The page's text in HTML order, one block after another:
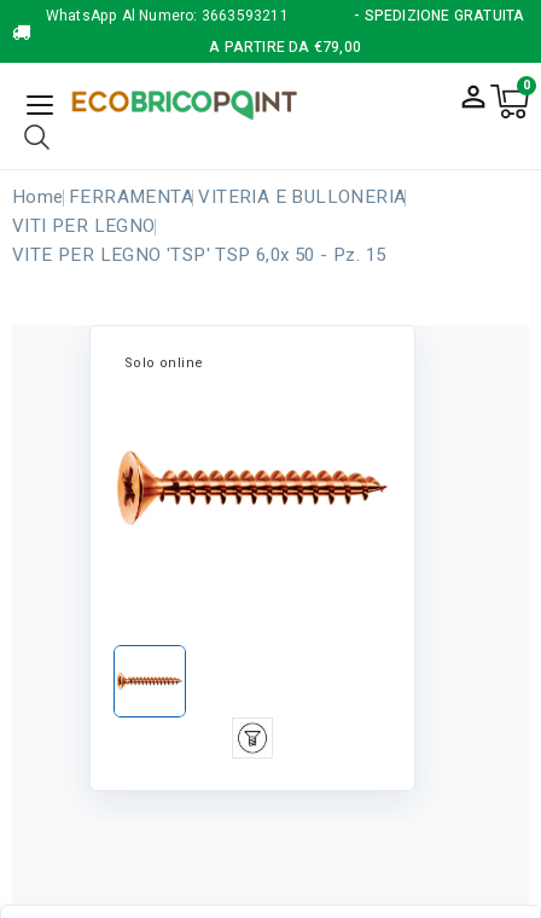
WhatsApp Al Numero: 3663593211
- SPEDIZIONE GRATUITA
A PARTIRE DA €79,00
person_outline 0
Home FERRAMENTA VITERIA E BULLONERIA
VITI PER LEGNO
VITE PER LEGNO 'TSP' TSP 6,0x 50 - Pz. 15
Solo online